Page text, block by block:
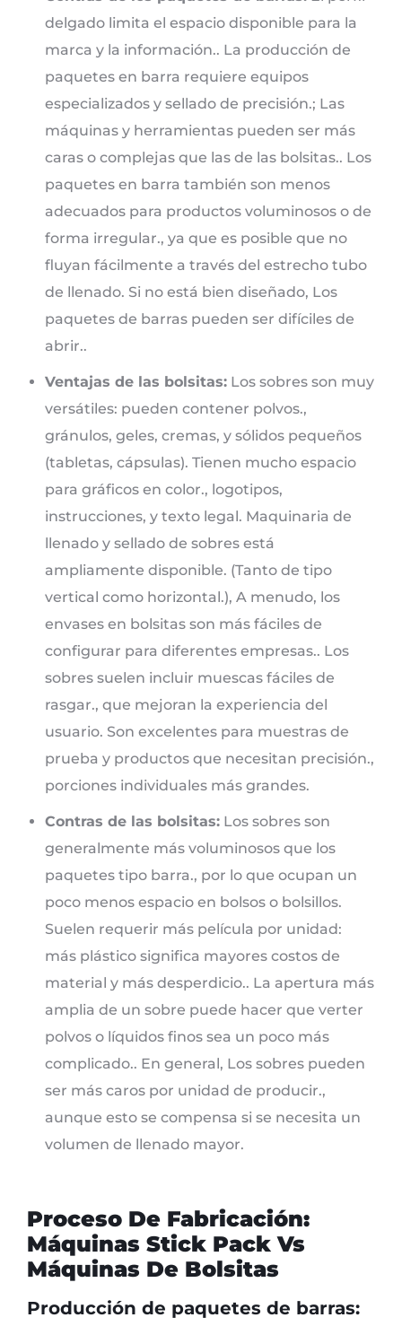
delgado limita el espacio disponible para la
marca y la información.. La producción de
paquetes en barra requiere equipos
especializados y sellado de precisión.; Las
máquinas y herramientas pueden ser más
caras o complejas que las de las bolsitas.. Los
paquetes en barra también son menos
adecuados para productos voluminosos o de
forma irregular., ya que es posible que no
fluyan fácilmente a través del estrecho tubo
de llenado. Si no está bien diseñado, Los
paquetes de barras pueden ser difíciles de
abrir..
Ventajas de las bolsitas: Los sobres son muy
versátiles: pueden contener polvos.,
gránulos, geles, cremas, y sólidos pequeños
(tabletas, cápsulas). Tienen mucho espacio
para gráficos en color., logotipos,
instrucciones, y texto legal. Maquinaria de
llenado y sellado de sobres está
ampliamente disponible. (Tanto de tipo
vertical como horizontal.), A menudo, los
envases en bolsitas son más fáciles de
configurar para diferentes empresas.. Los
sobres suelen incluir muescas fáciles de
rasgar., que mejoran la experiencia del
usuario. Son excelentes para muestras de
prueba y productos que necesitan precisión.,
porciones individuales más grandes.
Contras de las bolsitas: Los sobres son
generalmente más voluminosos que los
paquetes tipo barra., por lo que ocupan un
poco menos espacio en bolsos o bolsillos.
Suelen requerir más película por unidad:
más plástico significa mayores costos de
material y más desperdicio.. La apertura más
amplia de un sobre puede hacer que verter
polvos o líquidos finos sea un poco más
complicado.. En general, Los sobres pueden
ser más caros por unidad de producir.,
aunque esto se compensa si se necesita un
volumen de llenado mayor.
Proceso De Fabricación:
Máquinas Stick Pack Vs
Máquinas De Bolsitas
Producción de paquetes de barras: